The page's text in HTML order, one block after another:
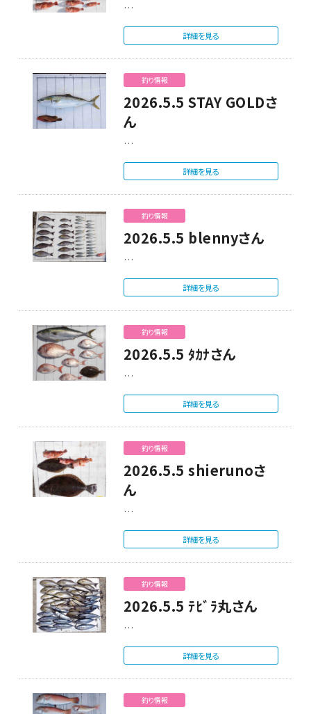
…
詳細を見る
釣り情報
2026.5.5 STAY GOLDさ
ん
…
詳細を見る
釣り情報
2026.5.5 blennyさん
…
詳細を見る
釣り情報
2026.5.5 ﾀｶﾅさん
…
詳細を見る
釣り情報
2026.5.5 shierunoさ
ん
…
詳細を見る
釣り情報
2026.5.5 ﾃﾋﾞﾗ丸さん
…
詳細を見る
釣り情報